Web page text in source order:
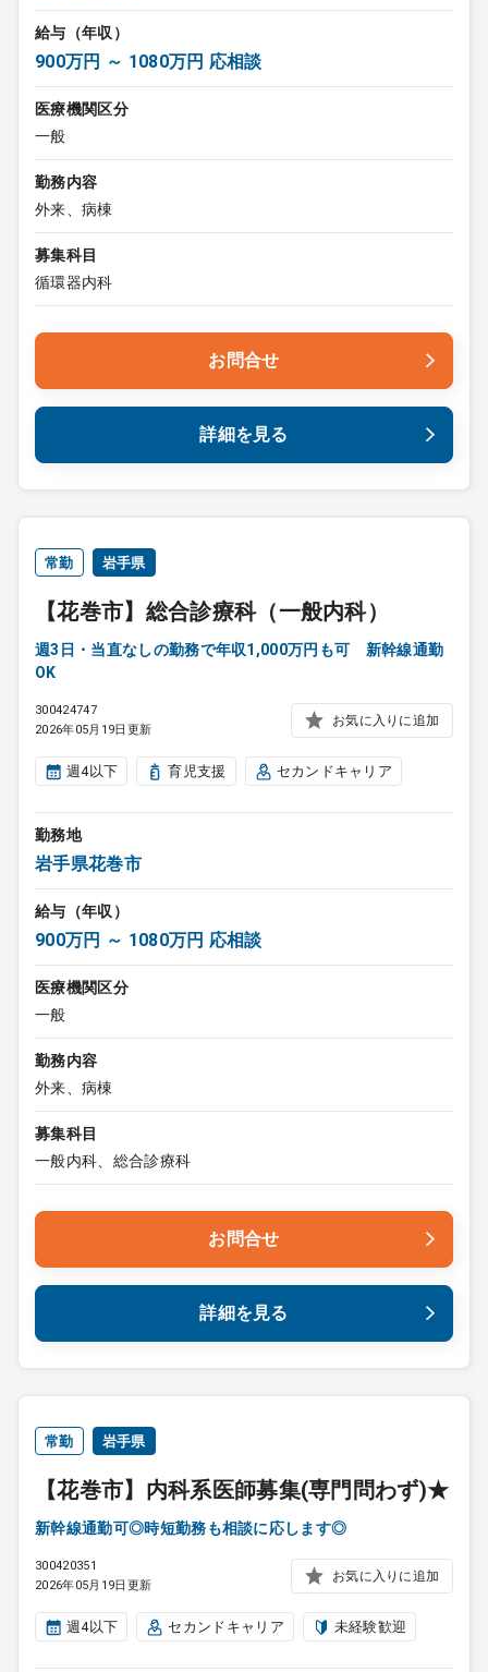
給与（年収）
900万円 ～ 1080万円 応相談
医療機関区分
一般
勤務内容
外来、病棟
募集科目
循環器内科
お問合せ
詳細を見る
常勤 岩手県
【花巻市】総合診療科（一般内科）
週3日・当直なしの勤務で年収1,000万円も可 新幹線通勤
OK
300424747
2026年05月19日更新
お気に入りに追加
週4以下 育児支援 セカンドキャリア
勤務地
岩手県花巻市
給与（年収）
900万円 ～ 1080万円 応相談
医療機関区分
一般
勤務内容
外来、病棟
募集科目
一般内科、総合診療科
お問合せ
詳細を見る
常勤 岩手県
【花巻市】内科系医師募集(専門問わず)★
新幹線通勤可◎時短勤務も相談に応します◎
300420351
2026年05月19日更新
お気に入りに追加
週4以下 セカンドキャリア 未経験歓迎